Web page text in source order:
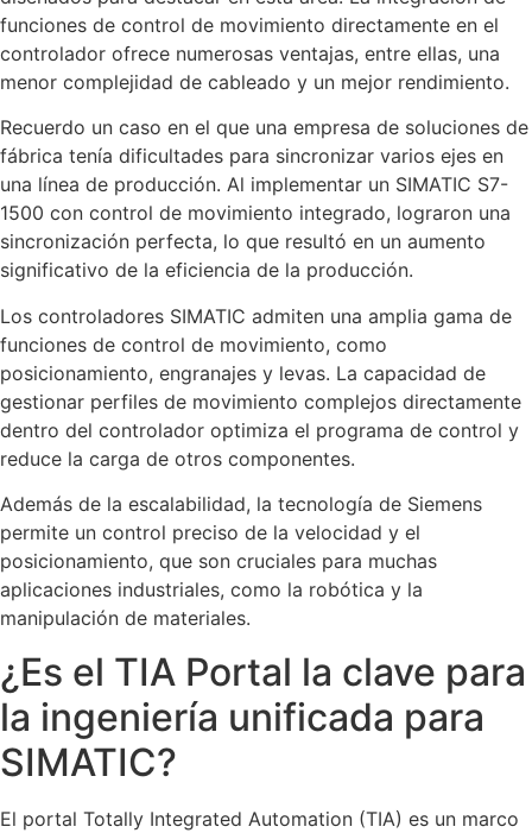
funciones de control de movimiento directamente en el
controlador ofrece numerosas ventajas, entre ellas, una
menor complejidad de cableado y un mejor rendimiento.
Recuerdo un caso en el que una empresa de soluciones de
fábrica tenía dificultades para sincronizar varios ejes en
una línea de producción. Al implementar un SIMATIC S7-
1500 con control de movimiento integrado, lograron una
sincronización perfecta, lo que resultó en un aumento
significativo de la eficiencia de la producción.
Los controladores SIMATIC admiten una amplia gama de
funciones de control de movimiento, como
posicionamiento, engranajes y levas. La capacidad de
gestionar perfiles de movimiento complejos directamente
dentro del controlador optimiza el programa de control y
reduce la carga de otros componentes.
Además de la escalabilidad, la tecnología de Siemens
permite un control preciso de la velocidad y el
posicionamiento, que son cruciales para muchas
aplicaciones industriales, como la robótica y la
manipulación de materiales.
¿Es el TIA Portal la clave para
la ingeniería unificada para
SIMATIC?
El portal Totally Integrated Automation (TIA) es un marco